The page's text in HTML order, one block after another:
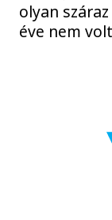
olyan
éve nem